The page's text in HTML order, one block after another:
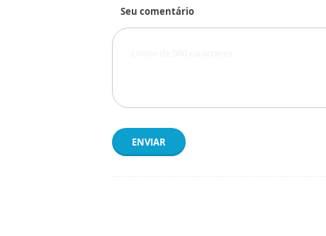
Seu comentário
ENVIAR